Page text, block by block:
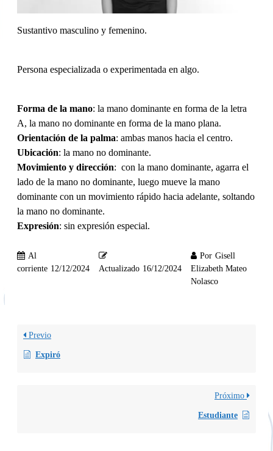
Sustantivo masculino y femenino.
Persona especializada o experimentada en algo.
Forma de la mano: la mano dominante en forma de la letra
A, la mano no dominante en forma de la mano plana.
Orientación de la palma: ambas manos hacia el centro.
Ubicación: la mano no dominante.
Movimiento y dirección: con la mano dominante, agarra el
lado de la mano no dominante, luego mueve la mano
dominante con un movimiento rápido hacia adelante, soltando
la mano no dominante.
Expresión: sin expresión especial.
Al
corriente 12/12/2024 Actualizado 16/12/2024
Por Gisell
Elizabeth Mateo
Nolasco
Previo
Expiró
Próximo
Estudiante